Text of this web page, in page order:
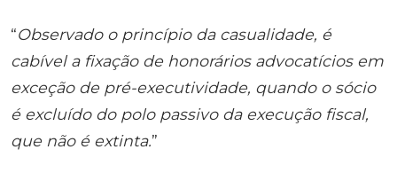
“Observado o princípio da casualidade, é
cabível a fixação de honorários advocatícios em
exceção de pré-executividade, quando o sócio
é excluído do polo passivo da execução fiscal,
que não é extinta.”